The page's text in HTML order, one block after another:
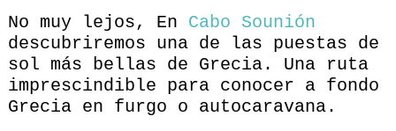
No muy lejos, En Cabo Sounión
descubriremos una de las puestas de
sol más bellas de Grecia. Una ruta
imprescindible para conocer a fondo
Grecia en furgo o autocaravana.